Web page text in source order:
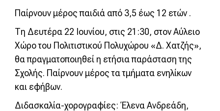
Παίρνουν μέρος παιδιά από 3,5 έως 12 ετών .
Τη Δευτέρα 22 Ιουνίου, στις 21:30, στον Αύλειο
Χώρο του Πολιτιστικού Πολυχώρου «Δ. Χατζής»,
θα πραγματοποιηθεί η ετήσια παράσταση της
Σχολής. Παίρνουν μέρος τα τμήματα ενηλίκων
και εφήβων.
Διδασκαλία-χορογραφίες: Έλενα Ανδρεάδη,